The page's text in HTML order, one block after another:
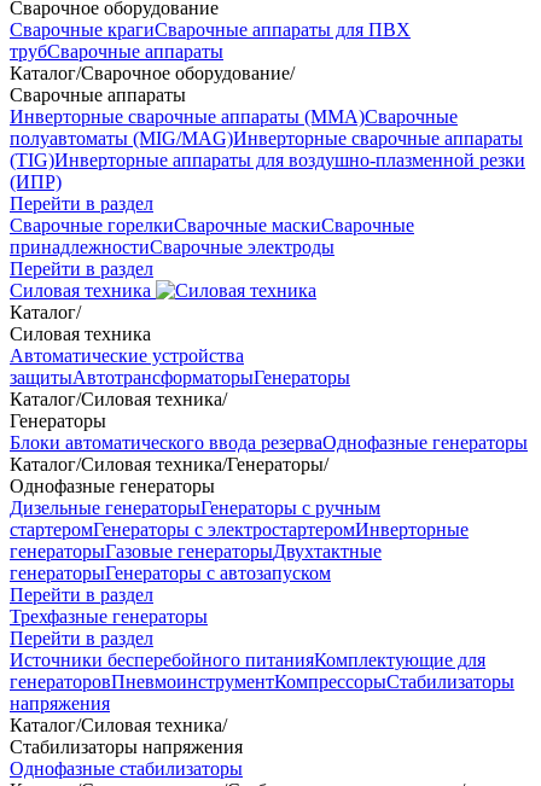
Сварочное оборудование
Сварочные крагиСварочные аппараты для ПВХ
трубСварочные аппараты
Каталог/Сварочное оборудование/
Сварочные аппараты
Инверторные сварочные аппараты (ММА)Сварочные
полуавтоматы (MIG/MAG)Инверторные сварочные аппараты
(TIG)Инверторные аппараты для воздушно-плазменной резки
(ИПР)
Перейти в раздел
Сварочные горелкиСварочные маскиСварочные
принадлежностиСварочные электроды
Перейти в раздел
Силовая техника
Каталог/
Силовая техника
Автоматические устройства
защитыАвтотрансформаторыГенераторы
Каталог/Силовая техника/
Генераторы
Блоки автоматического ввода резерваОднофазные генераторы
Каталог/Силовая техника/Генераторы/
Однофазные генераторы
Дизельные генераторыГенераторы с ручным
стартеромГенераторы с электростартеромИнверторные
генераторыГазовые генераторыДвухтактные
генераторыГенераторы с автозапуском
Перейти в раздел
Трехфазные генераторы
Перейти в раздел
Источники бесперебойного питанияКомплектующие для
генераторовПневмоинструментКомпрессорыСтабилизаторы
напряжения
Каталог/Силовая техника/
Стабилизаторы напряжения
Однофазные стабилизаторы